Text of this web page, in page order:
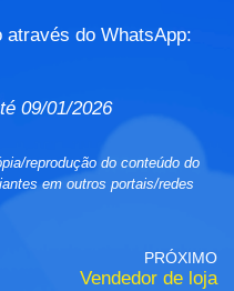
do WhatsApp:
09/01/2026
reprodução do conteúdo do
em outros portais/redes
PRÓXIMO
Vendedor de loja